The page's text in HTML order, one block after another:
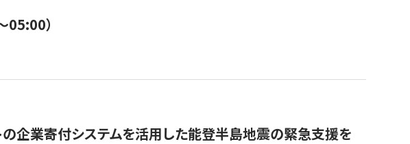
05:00）
の企業寄付システムを活用した能登半島地震の緊急支援を